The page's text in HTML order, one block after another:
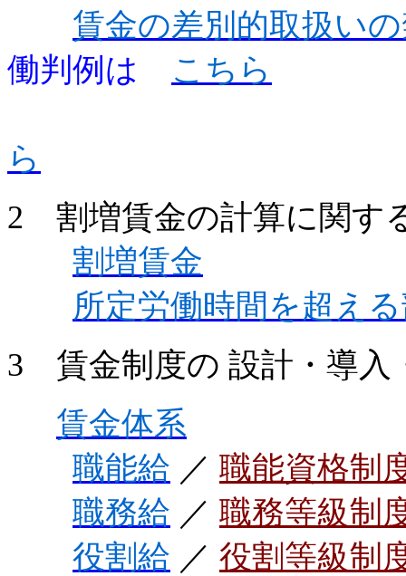
賃金の差別的取扱い
働判例は
こちら
ら
2 割増賃金の計算に関す
割増賃金
所定労働時間を超え
3 賃金制度の 設計・導入
賃金体系
職能給 ／ 職能資格制
職務給 ／ 職務等級制
役割給 ／ 役割等級制